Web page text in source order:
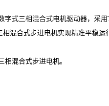
字式三相混合式电机驱动器，采用
混合式步进电机实现精准平稳
相混合式步进电机。